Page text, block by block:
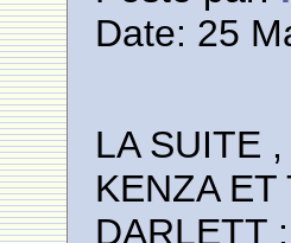
Date: 25
LA SUITE ,
KENZA
DARLETT